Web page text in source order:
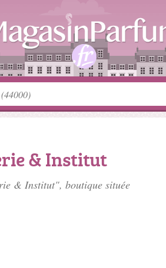
& Institut
& Institut", boutique située